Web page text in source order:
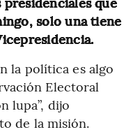
solo una tiene
la política es algo
Electoral
lupa”, dijo
de la misión.